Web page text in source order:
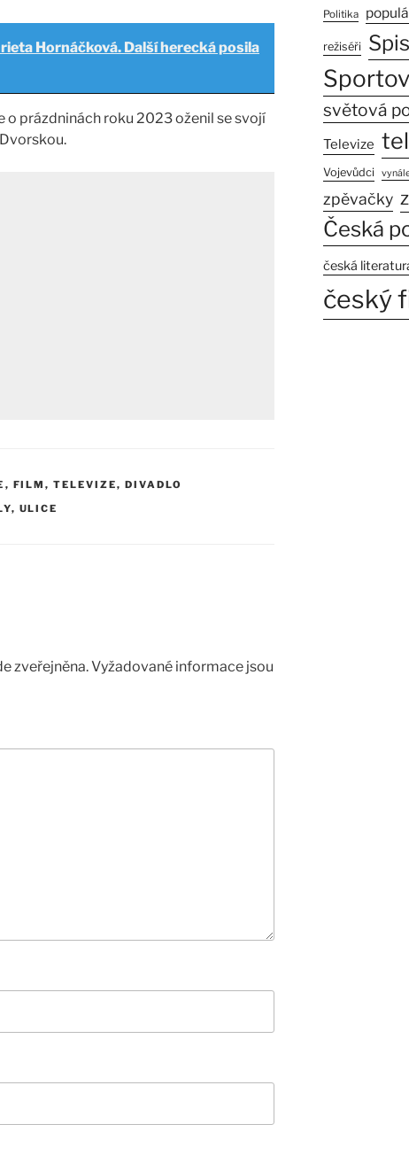
Hornáčková. Další herecká posila
o prázdninách roku 2023 oženil se svojí
, FILM, TELEVIZE, DIVADLO
, ULICE
zveřejněna.Vyžadované informace jsou
Politika
režiséři
světová
Televize
Vojevůdci
zpěvačky
Česká
česká
český